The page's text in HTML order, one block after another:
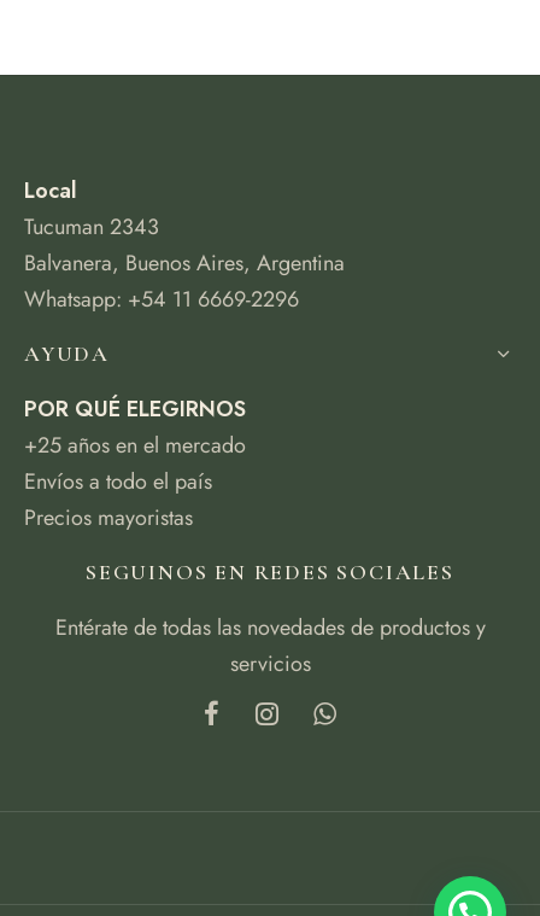
Local
Tucuman 2343
Balvanera, Buenos Aires, Argentina
Whatsapp: +54 11 6669-2296
AYUDA
POR QUÉ ELEGIRNOS
+25 años en el mercado
Envíos a todo el país
Precios mayoristas
SEGUINOS EN REDES SOCIALES
Entérate de todas las novedades de productos y
servicios